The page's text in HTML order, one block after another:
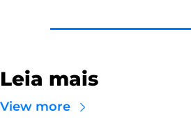
Leia mais
View more